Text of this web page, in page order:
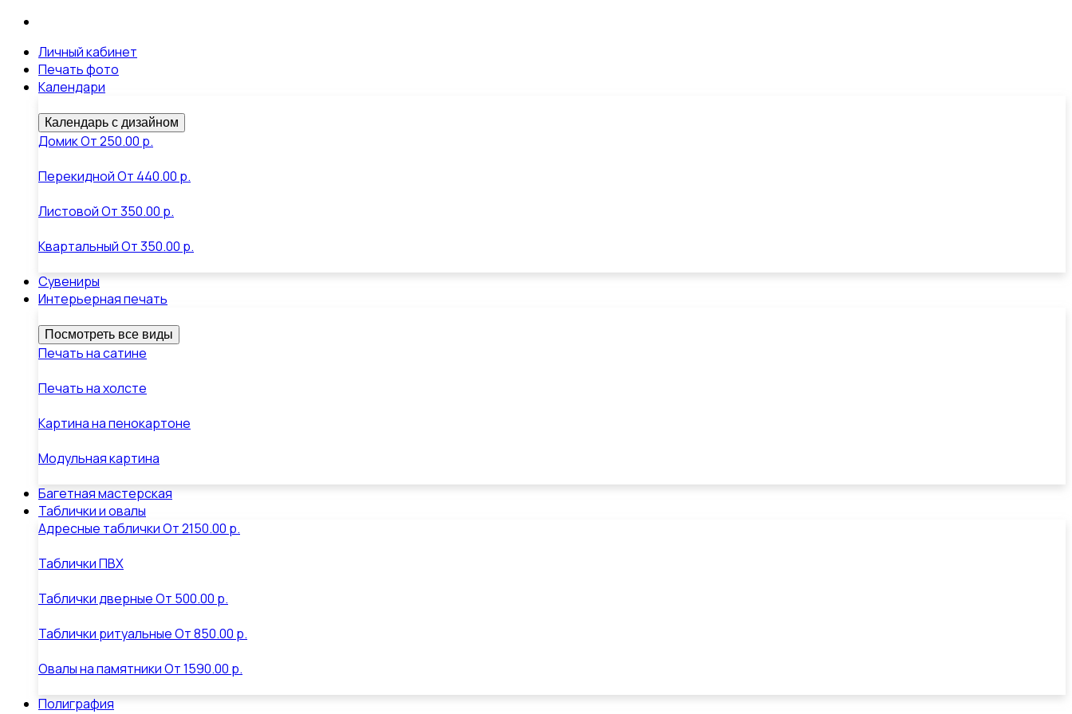
Личный кабинет
Печать фото
Календари
Календарь с дизайном
ДомикОт250.00 р.
ПерекиднойОт 440.00 р.
ЛистовойОт350.00 р.
КвартальныйОт350.00 р.
Сувениры
Интерьерная печать
Посмотреть все виды
Печать на сатине
Печать на холсте
Картина на пенокартоне
Модульная картина
Багетная мастерская
Таблички и овалы
Адресные табличкиОт2150.00 р.
Таблички ПВХ
Таблички дверныеОт 500.00 р.
Таблички ритуальныеОт850.00 р.
Овалы на памятникиОт1590.00 р.
Полиграфия